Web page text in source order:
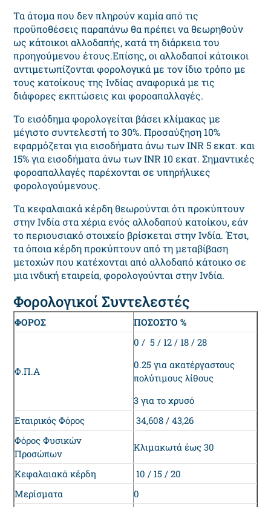
Τα άτομα που δεν πληρούν καμία από τις
προϋποθέσεις παραπάνω θα πρέπει να θεωρηθούν
ως κάτοικοι αλλοδαπής, κατά τη διάρκεια του
προηγούμενου έτους.Επίσης, οι αλλοδαποί κάτοικοι
αντιμετωπίζονται φορολογικά με τον ίδιο τρόπο με
τους κατοίκους της Ινδίας αναφορικά με τις
διάφορες εκπτώσεις και φοροαπαλλαγές.
Το εισόδημα φορολογείται βάσει κλίμακας με
μέγιστο συντελεστή το 30%. Προσαύξηση 10%
εφαρμόζεται για εισοδήματα άνω των ΙΝR 5 εκατ. και
15% για εισοδήματα άνω των ΙΝR 10 εκατ. Σημαντικές
φοροαπαλλαγές παρέχονται σε υπηρήλικες
φορολογούμενους.
Τα κεφαλαιακά κέρδη θεωρούνται ότι προκύπτουν
στην Ινδία στα χέρια ενός αλλοδαπού κατοίκου, εάν
το περιουσιακό στοιχείο βρίσκεται στην Ινδία. Έτσι,
τα όποια κέρδη προκύπτουν από τη μεταβίβαση
μετοχών που κατέχονται από αλλοδαπό κάτοικο σε
μια ινδική εταιρεία, φορολογούνται στην Ινδία.
Φορολογικοί Συντελεστές
ΦΟΡΟΣ ΠΟΣΟΣΤΟ %
Φ.Π.Α
0 / 5 / 12 / 18 / 28
0.25 για ακατέργαστους
πολύτιμους λίθους
3 για το χρυσό
Εταιρικός Φόρος
34,608 / 43,26
Φόρος Φυσικών
Προσώπων
Κλιμακωτά έως 30
Κεφαλαιακά κέρδη
10 / 15 / 20
Μερίσματα
0